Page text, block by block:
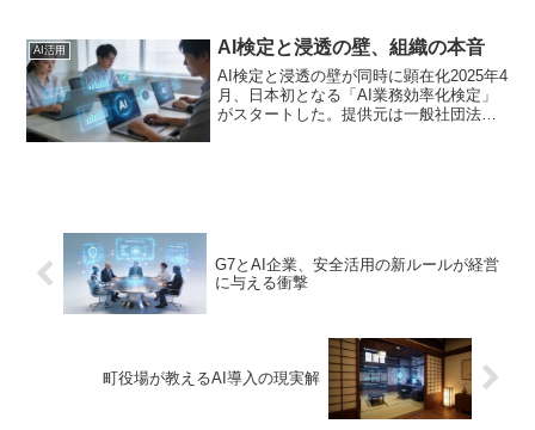
状況です。しかし、このニュースの本質
は給与水準の高騰ではあ...
AI活用 AI検定と浸透の壁、組織の本音
AI検定と浸透の壁が同時に顕在化2025年4
月、日本初となる「AI業務効率化検定」
がスタートした。提供元は一般社団法人
G7とAI企業、安全活用の新ルールが経営
に与える衝撃
町役場が教えるAI導入の現実解